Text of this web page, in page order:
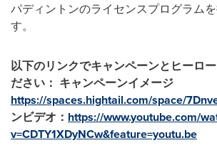
パディントンのライセンスプログラム
す。
以下のリンクでキャンペーンとヒーロ
ださい： キャンペーンイメージ
https://spaces.hightail.com/space/
ンビデオ： https://www.youtube.com/
v=CDTY1XDyNCw&feature=youtu.be